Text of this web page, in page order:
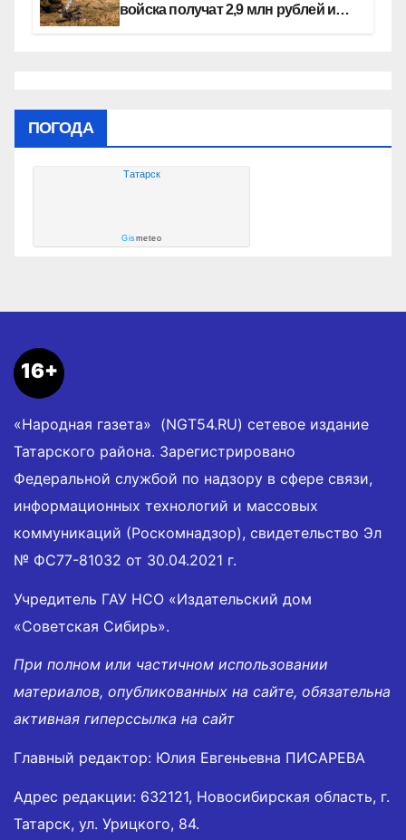
войска получат 2,9 млн рублей и
ПОГОДА
Татарск
Gismeteo
16+
«Народная газета» (NGT54.RU) сетевое издание
Татарского района. Зарегистрировано
Федеральной службой по надзору в сфере связи,
информационных технологий и массовых
коммуникаций (Роскомнадзор), свидетельство Эл
№ ФС77-81032 от 30.04.2021 г.
Учредитель ГАУ НСО «Издательский дом
«Советская Сибирь».
При полном или частичном использовании
материалов, опубликованных на сайте, обязательна
активная гиперссылка на сайт
Главный редактор: Юлия Евгеньевна ПИСАРЕВА
Адрес редакции: 632121, Новосибирская область, г.
Татарск, ул. Урицкого, 84.